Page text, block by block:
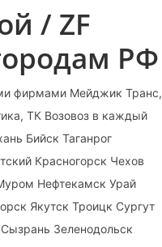
/ ZF
РФ
фирмами Мейджик Транс,
ТК Возовоз в каждый
Бийск Таганрог
Красногорск Чехов
Нефтекамск Урай
Якутск Троицк Сургут
Зеленодольск